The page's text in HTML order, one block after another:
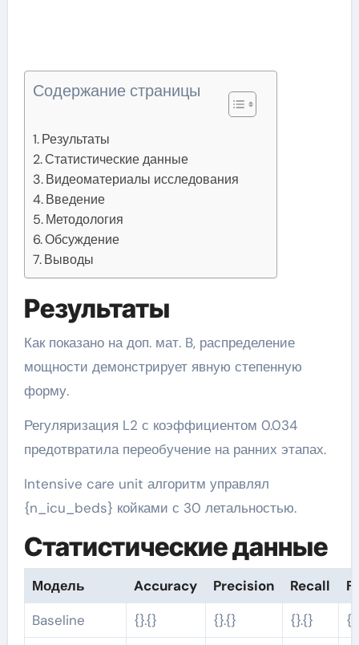
Содержание страницы
Результаты
Статистические данные
Видеоматериалы исследования
Введение
Методология
Обсуждение
Выводы
Результаты
Как показано на доп. мат. B, распределение
мощности демонстрирует явную степенную
форму.
Регуляризация L2 с коэффициентом 0.034
предотвратила переобучение на ранних этапах.
Intensive care unit алгоритм управлял
{n_icu_beds} койками с 30 летальностью.
Статистические данные
Модель Accuracy Precision Recall
F1
Baseline
{}.{} {}.{} {}.{}